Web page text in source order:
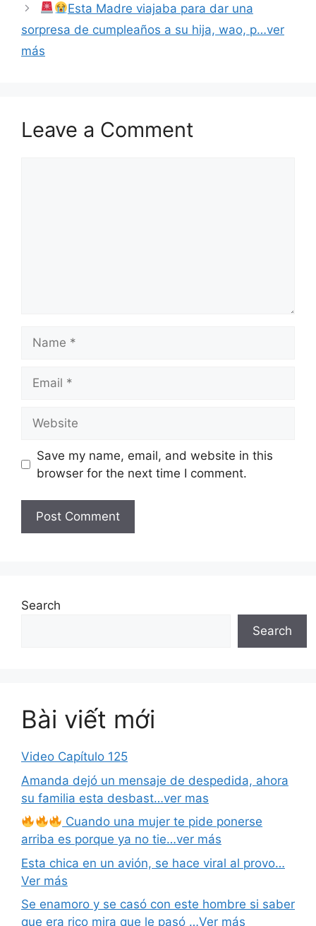
Esta Madre viajaba para dar una
sorpresa de cumpleaños a su hija, wao, p…ver
más
Leave a Comment
Save my name, email, and website in this
browser for the next time I comment.
Search
Search
Bài viết mới
Video Capítulo 125
Amanda dejó un mensaje de despedida, ahora
su familia esta desbast…ver mas
Cuando una mujer te pide ponerse
arriba es porque ya no tie…ver más
Esta chica en un avión, se hace viral al provo…
Ver más
Se enamoro y se casó con este hombre si saber
que era rico mira que le pasó …Ver más